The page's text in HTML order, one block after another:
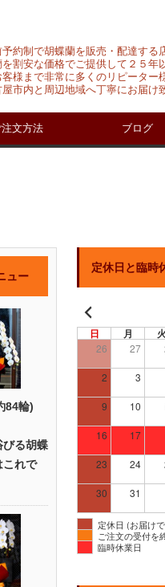
注文方法 ブログ
約制で胡蝶蘭を販売・配達する
割安な価格でご提供して２５年
様まで非常に多くのリピーター
市内と周辺地域へ丁寧にお届け
ュー
84輪)
びる胡蝶
これで
定休日と臨時
日 月 火
26 27
2 3
9 10
16 17
23 24
30 31
定休日 (お届け
ご注文の受付を
臨時休業日